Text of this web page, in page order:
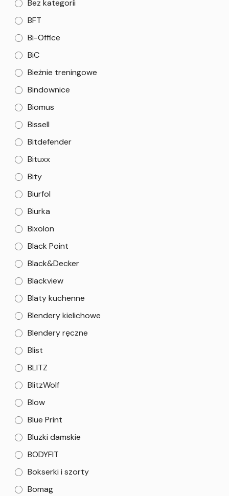
Bez kategorii
BFT
Bi-Office
BiC
Bieżnie treningowe
Bindownice
Biomus
Bissell
Bitdefender
Bituxx
Bity
Biurfol
Biurka
Bixolon
Black Point
Black&Decker
Blackview
Blaty kuchenne
Blendery kielichowe
Blendery ręczne
Blist
BLITZ
BlitzWolf
Blow
Blue Print
Bluzki damskie
BODYFIT
Bokserki i szorty
Bomag